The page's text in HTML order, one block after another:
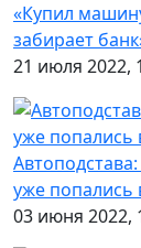
«Купил
забирает
21 июля 2022,
уже попались
03 июня 2022,